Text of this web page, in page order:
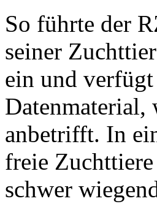
So führte der
seiner
ein und verfügt
Datenmaterial,
anbetrifft. In
freie
schwer